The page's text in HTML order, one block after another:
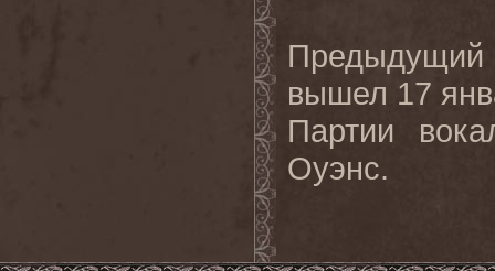
Предыдущий
вышел 17
Партии
Оуэнс.